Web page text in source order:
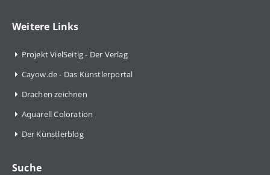
Weitere Links
Projekt VielSeitig - Der Verlag
Cayow.de - Das Künstlerportal
Drachen zeichnen
Aquarell Coloration
Der Künstlerblog
Suche